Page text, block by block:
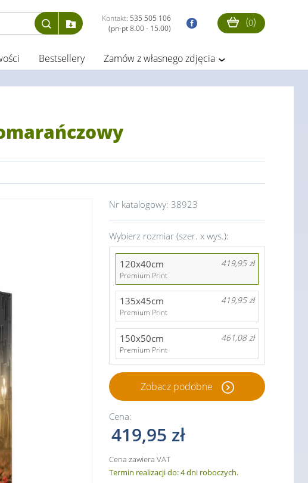
Kontakt: 535 505 106
(pn-pt 8.00 - 15.00)
(0)
Bestsellery Zamów z własnego zdjęcia
Nr katalogowy: 38923
Wybierz rozmiar (szer. x wys.):
120x40cm 419,95 zł
Premium Print
135x45cm 419,95 zł
Premium Print
150x50cm 461,08 zł
Premium Print
Zobacz podobne
Cena:
419,95 zł
Cena zawiera VAT
Termin realizacji do: 4 dni roboczych.